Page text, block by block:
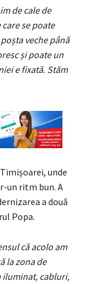
de cale de
se poate
veche până
și poate un
e fixată. Stăm
unde
un ritm bun. A
a două
Popa.
că acolo am
la zona de
iluminat, cabluri,